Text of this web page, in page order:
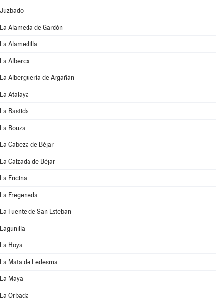
Juzbado
La Alameda de Gardón
La Alamedilla
La Alberca
La Alberguería de Argañán
La Atalaya
La Bastida
La Bouza
La Cabeza de Béjar
La Calzada de Béjar
La Encina
La Fregeneda
La Fuente de San Esteban
Lagunilla
La Hoya
La Mata de Ledesma
La Maya
La Orbada